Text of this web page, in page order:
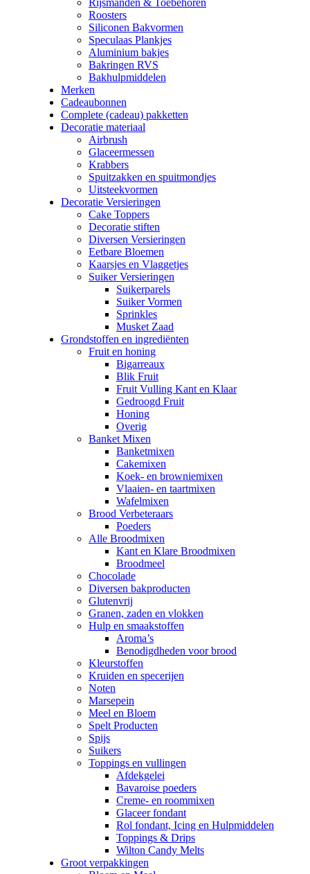
Rijsmanden & Toebehoren
Roosters
Siliconen Bakvormen
Speculaas Plankjes
Aluminium bakjes
Bakringen RVS
Bakhulpmiddelen
Merken
Cadeaubonnen
Complete (cadeau) pakketten
Decoratie materiaal
Airbrush
Glaceermessen
Krabbers
Spuitzakken en spuitmondjes
Uitsteekvormen
Decoratie Versieringen
Cake Toppers
Decoratie stiften
Diversen Versieringen
Eetbare Bloemen
Kaarsjes en Vlaggetjes
Suiker Versieringen
Suikerparels
Suiker Vormen
Sprinkles
Musket Zaad
Grondstoffen en ingrediënten
Fruit en honing
Bigarreaux
Blik Fruit
Fruit Vulling Kant en Klaar
Gedroogd Fruit
Honing
Overig
Banket Mixen
Banketmixen
Cakemixen
Koek- en browniemixen
Vlaaien- en taartmixen
Wafelmixen
Brood Verbeteraars
Poeders
Alle Broodmixen
Kant en Klare Broodmixen
Broodmeel
Chocolade
Diversen bakproducten
Glutenvrij
Granen, zaden en vlokken
Hulp en smaakstoffen
Aroma’s
Benodigdheden voor brood
Kleurstoffen
Kruiden en specerijen
Noten
Marsepein
Meel en Bloem
Spelt Producten
Spijs
Suikers
Toppings en vullingen
Afdekgelei
Bavaroise poeders
Creme- en roommixen
Glaceer fondant
Rol fondant, Icing en Hulpmiddelen
Toppings & Drips
Wilton Candy Melts
Groot verpakkingen